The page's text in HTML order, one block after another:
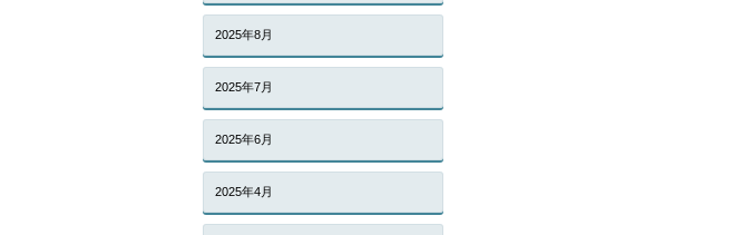
2025年8月
2025年7月
2025年6月
2025年4月